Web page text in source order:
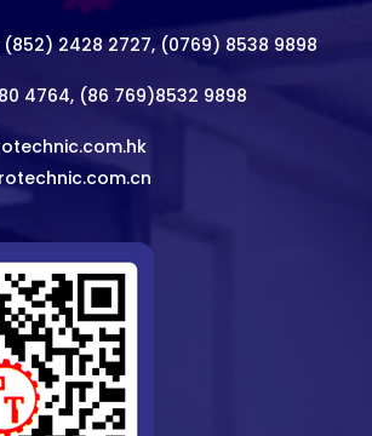
(852) 2428 2727, (0769) 8538 9898
4764, (86 769)8532 9898